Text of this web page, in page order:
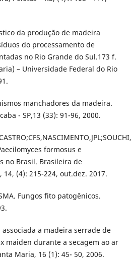
da produção de madeira
do processamento de
no Rio Grande do Sul.173 f.
– Universidade Federal do Rio
manchadores da madeira.
- SP,13 (33): 91-96, 2000.
formosus e
no Brasil. Brasileira de
(4): 215-224, out.dez. 2017.
Fungos fito patogênicos.
associada a madeira serrade de
maiden durante a secagem ao ar
Maria, 16 (1): 45- 50, 2006.